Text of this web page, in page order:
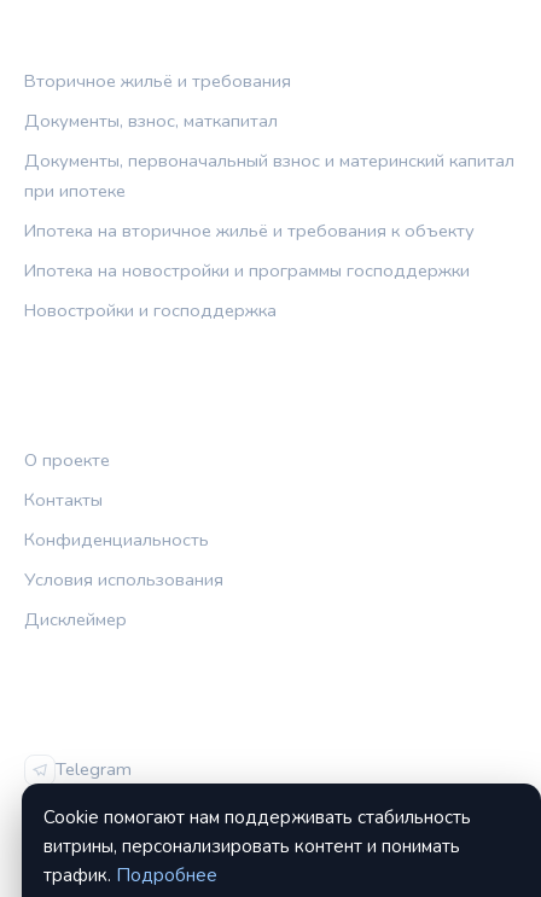
Вторичное жильё и требования
Документы, взнос, маткапитал
Документы, первоначальный взнос и материнский капитал
при ипотеке
Ипотека на вторичное жильё и требования к объекту
Ипотека на новостройки и программы господдержки
Новостройки и господдержка
О проекте
Контакты
Конфиденциальность
Условия использования
Дисклеймер
Telegram
Vk
Cookie помогают нам поддерживать стабильность
витрины, персонализировать контент и понимать
трафик. Подробнее